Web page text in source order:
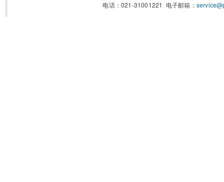
电话：021-31001221 电子邮箱：